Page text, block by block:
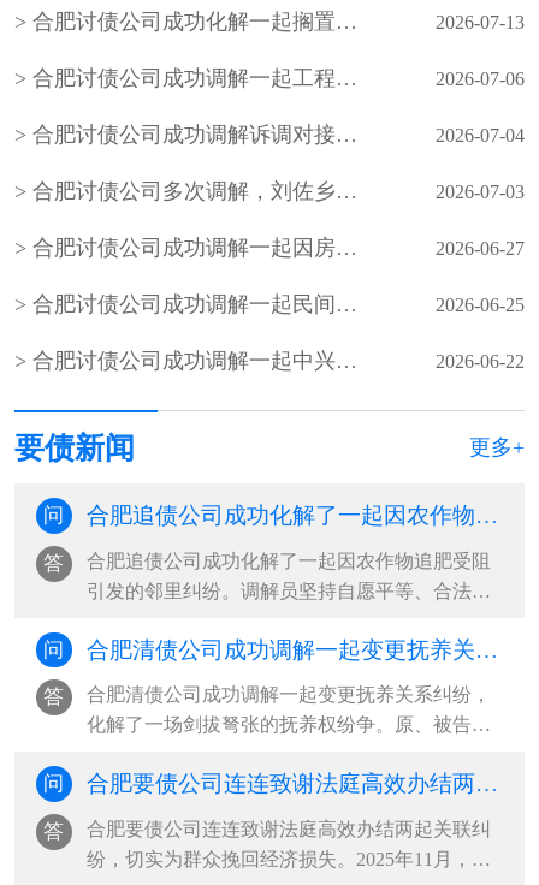
合肥讨债公司成功化解一起搁置九年的邻里民间借贷积案，以法理相融的柔性调解 2026-07-13
合肥讨债公司成功调解一起工程材料买卖合同欠款 2026-07-06
合肥讨债公司成功调解诉调对接、整合多方力量化解小额网络知识产权纠纷 2026-07-04
合肥讨债公司多次调解，刘佐乡梅花屋村陈某与刘佐乡段窑社区刘某握手言和，双方签订人民调解协议书，一起因务工引起的事故纠纷案结事了 2026-07-03
合肥讨债公司成功调解一起因房屋买卖合同引发的民间借贷纠纷，既保障了当事人的合法权益，也避免当事人陷入冗长的诉讼程序，更从根源上化解了矛盾 2026-06-27
合肥讨债公司成功调解一起民间借贷合同纠纷 2026-06-25
合肥讨债公司成功调解一起中兴社区居民因办理农村房照引发的债务纠纷 2026-06-22
要债新闻 更多+
问 合肥追债公司成功化解了一起因农作物追肥受阻引发的邻里纠纷
答
合肥追债公司成功化解了一起因农作物追肥受阻
引发的邻里纠纷。调解员坚持自愿平等、合法合
疏导、情理交融的调解方式，充分发挥人民调解
扎根基层、贴近群众的优势，促成双方互让互
谅，将矛盾化解在基层，维护了邻里···
问 合肥清债公司成功调解一起变更抚养关系纠纷，化解了一场剑拔弩张的抚养权纷争
答
合肥清债公司成功调解一起变更抚养关系纠纷，
化解了一场剑拔弩张的抚养权纷争。原、被告双
活。三年后，孩子父亲以女方长期外出务工、照
料缺位、自身患病疏于管护为由，诉至法院请求
变更抚养权。同时，主张自身经济···
问 合肥要债公司连连致谢法庭高效办结两起关联纠纷，切实为群众挽回经济损失
答
合肥要债公司连连致谢法庭高效办结两起关联纠
纷，切实为群众挽回经济损失。2025年11月，被